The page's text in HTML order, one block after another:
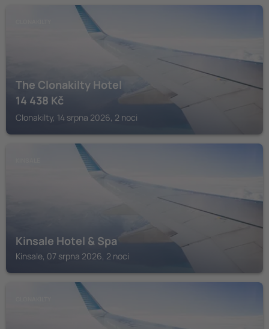
The Clonakilty Hotel
14 438 Kč
Clonakilty, 14 srpna 2026, 2 noci
Kinsale Hotel & Spa
Kinsale, 07 srpna 2026, 2 noci